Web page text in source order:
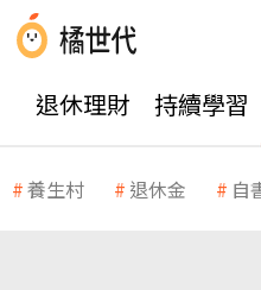
退休理財 持續學習
養生村 退休金 自